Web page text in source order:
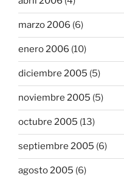
marzo 2006 (6)
enero 2006 (10)
diciembre 2005 (5)
noviembre 2005 (5)
octubre 2005 (13)
septiembre 2005 (6)
agosto 2005 (6)